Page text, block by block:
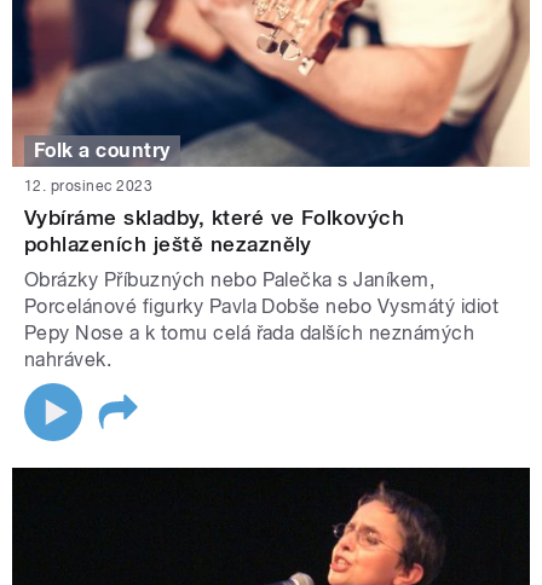
Folk a country
12. prosinec 2023
Vybíráme skladby, které ve Folkových
pohlazeních ještě nezazněly
Obrázky Příbuzných nebo Palečka s Janíkem,
Porcelánové figurky Pavla Dobše nebo Vysmátý idiot
Pepy Nose a k tomu celá řada dalších neznámých
nahrávek.